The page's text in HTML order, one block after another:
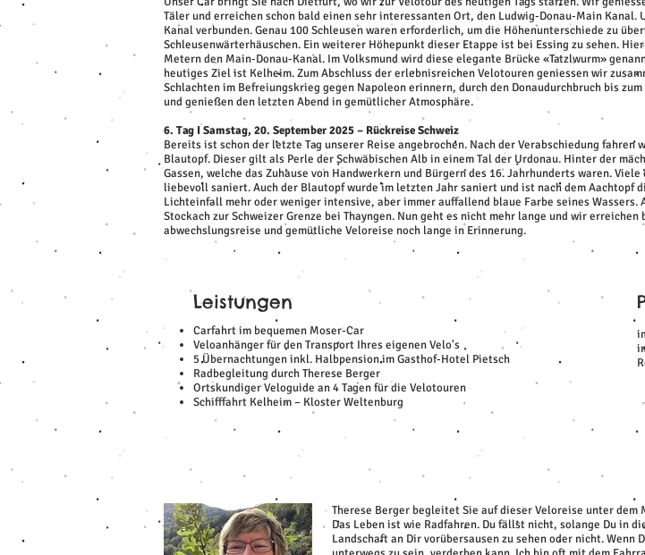
Täler und erreichen schon bald einen sehr interessanten Ort, den Ludwig-Donau-Main
Kanal verbunden. Genau 100 Schleusen waren erforderlich, um die Höhenunterschiede zu
Schleusenwärterhäuschen. Ein weiterer Höhepunkt dieser Etappe ist bei Essing zu sehen.
Metern den Main-Donau-Kanal. Im Volksmund wird diese elegante Brücke «Tatzlwurm»
heutiges Ziel ist Kelheim. Zum Abschluss der erlebnisreichen Velotouren geniessen wir
Schlachten im Befreiungskrieg gegen Napoleon erinnern, durch den Donaudurchbruch bis
und genießen den letzten Abend in gemütlicher Atmosphäre.
6. Tag I Samstag, 20. September 2025 – Rückreise Schweiz
Bereits ist schon der letzte Tag unserer Reise angebrochen. Nach der Verabschiedung
Blautopf. Dieser gilt als Perle der Schwäbischen Alb in einem Tal der Urdonau. Hinter der
Gassen, welche das Zuhause von Handwerkern und Bürgern des 16. Jahrhunderts waren.
liebevoll saniert. Auch der Blautopf wurde im letzten Jahr saniert und ist nach dem
Lichteinfall mehr oder weniger intensive, aber immer auffallend blaue Farbe seines
Stockach zur Schweizer Grenze bei Thayngen. Nun geht es nicht mehr lange und wir
abwechslungsreise und gemütliche Veloreise noch lange in Erinnerung.
Leistungen
Carfahrt im bequemen Moser-Car
Veloanhänger für den Transport Ihres eigenen Velo's
5 Übernachtungen inkl. Halbpension im Gasthof-Hotel Pietsch
Radbegleitung durch Therese Berger
Ortskundiger Veloguide an 4 Tagen für die Velotouren
Schifffahrt Kelheim – Kloster Weltenburg
Therese Berger begleitet Sie auf dieser Veloreise unter dem
Das Leben ist wie Radfahren. Du fällst nicht, solange Du in
Landschaft an Dir vorübersausen zu sehen oder nicht.